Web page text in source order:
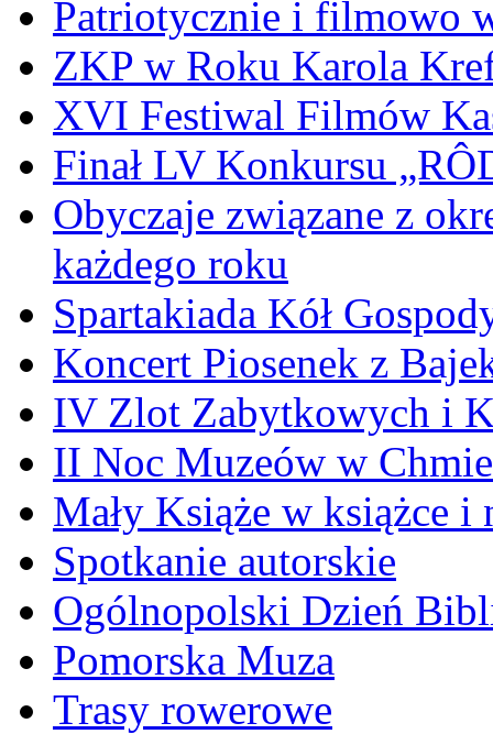
Patriotycznie i filmowo
ZKP w Roku Karola
XVI Festiwal Filmów
Finał LV Konkursu
Obyczaje związane z
każdego roku
Spartakiada Kół
Koncert Piosenek z
IV Zlot Zabytkowych i
II Noc Muzeów w
Mały Książe w książce i
Spotkanie autorskie
Ogólnopolski Dzień
Pomorska Muza
Trasy rowerowe